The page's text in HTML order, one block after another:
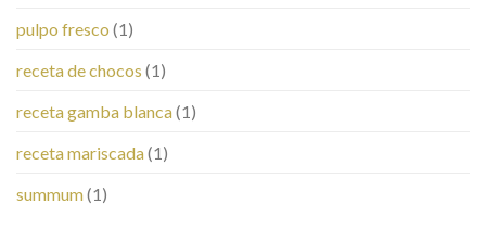
pulpo fresco (1)
receta de chocos (1)
receta gamba blanca(1)
receta mariscada(1)
summum(1)